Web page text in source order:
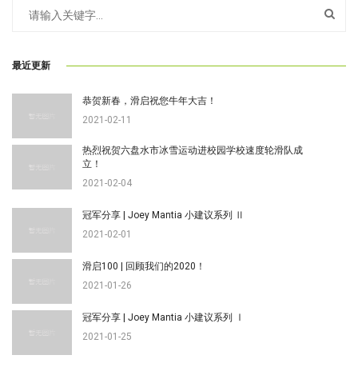
最近更新
恭贺新春，滑启祝您牛年大吉！
2021-02-11
热烈祝贺六盘水市冰雪运动进校园学校速度轮滑队成
立！
2021-02-04
冠军分享 | Joey Mantia 小建议系列 Ⅱ
2021-02-01
滑启100 | 回顾我们的2020！
2021-01-26
冠军分享 | Joey Mantia 小建议系列 Ⅰ
2021-01-25